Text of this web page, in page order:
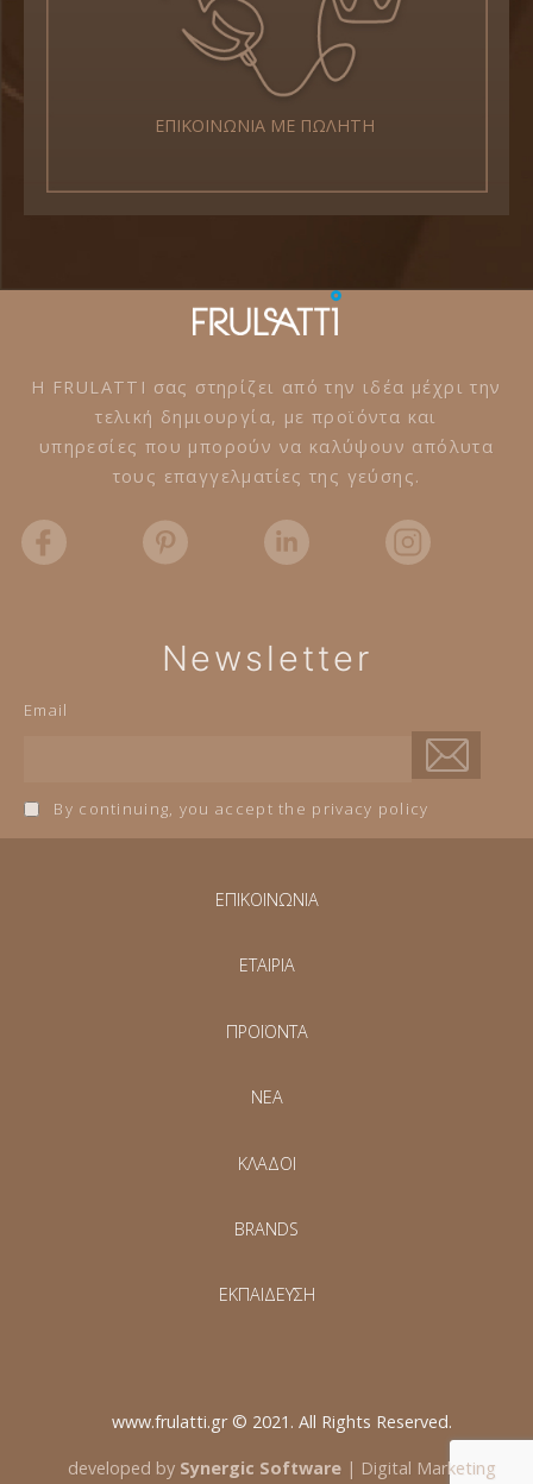
ΕΠΙΚΟΙΝΩΝΙΑ ΜΕ ΠΩΛΗΤΗ
Η FRULATTI σας στηρίζει από την ιδέα μέχρι την
τελική δημιουργία, με προϊόντα και
υπηρεσίες που μπορούν να καλύψουν απόλυτα
τους επαγγελματίες της γεύσης.
Newsletter
Email
By continuing, you accept the privacy policy
ΕΠΙΚΟΙΝΩΝΙΑ
ΕΤΑΙΡΙΑ
ΠΡΟΪΟΝΤΑ
NEA
ΚΛΑΔΟΙ
BRANDS
ΕΚΠΑΙΔΕΥΣΗ
www.frulatti.gr © 2021. All Rights Reserved.
developed by Synergic Software| Digital Marketing